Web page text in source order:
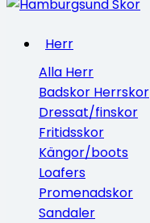
Herr
Alla Herr
Badskor Herrskor
Dressat/finskor
Fritidsskor
Kängor/boots
Loafers
Promenadskor
Sandaler